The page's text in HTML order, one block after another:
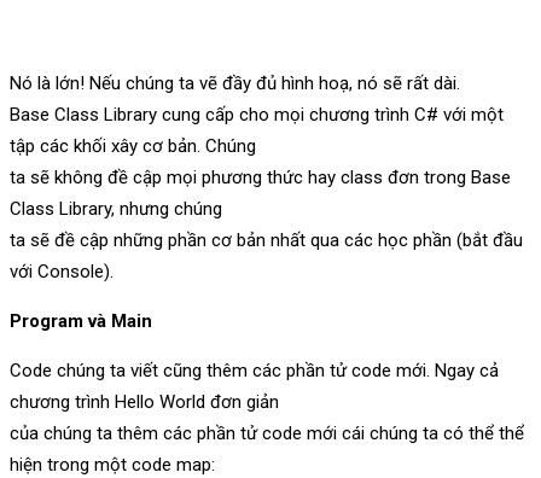
Nó là lớn! Nếu chúng ta vẽ đầy đủ hình hoạ, nó sẽ rất dài.
Base Class Library cung cấp cho mọi chương trình C# với một
tập các khối xây cơ bản. Chúng
ta sẽ không đề cập mọi phương thức hay class đơn trong Base
Class Library, nhưng chúng
ta sẽ đề cập những phần cơ bản nhất qua các học phần (bắt đầu
với Console).
Program và Main
Code chúng ta viết cũng thêm các phần tử code mới. Ngay cả
chương trình Hello World đơn giản
của chúng ta thêm các phần tử code mới cái chúng ta có thể thể
hiện trong một code map: